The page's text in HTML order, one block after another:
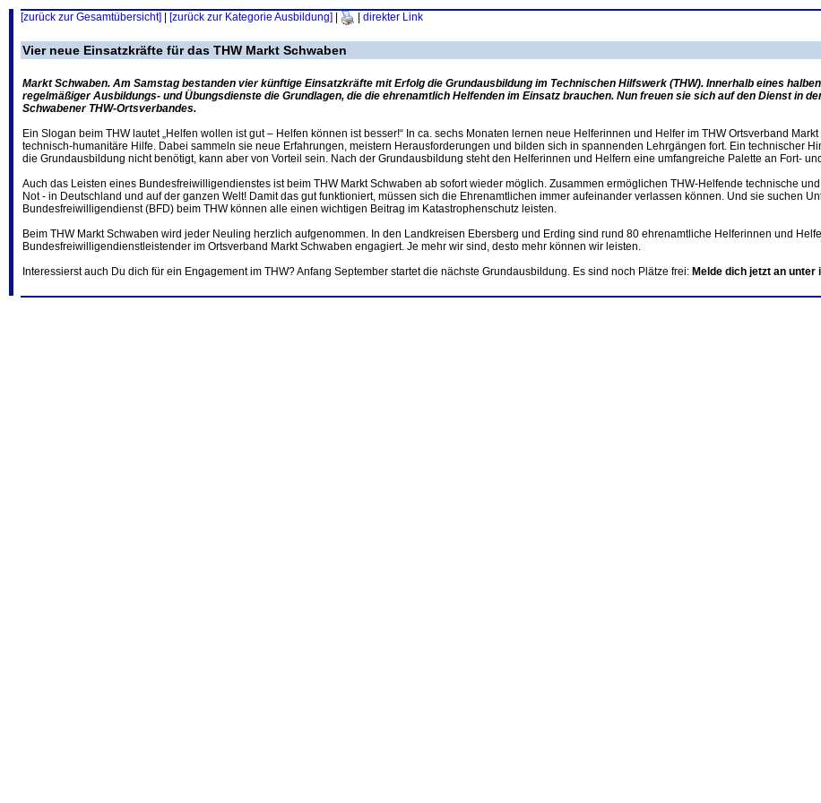
[zurück zur Gesamtübersicht] [zurück zur Kategorie Ausbildung] direkter Link
Vier neue Einsatzkräfte für das THW Markt Schwaben
Markt Schwaben. Am Samstag bestanden vier künftige Einsatzkräfte mit Erfolg die Grundausbildung im Technischen Hilfswerk (THW). Innerhalb eines
regelmäßiger Ausbildungs- und Übungsdienste die Grundlagen, die die ehrenamtlich Helfenden im Einsatz brauchen. Nun freuen sie sich auf den Dienst in
Schwabener THW-Ortsverbandes.
Ein Slogan beim THW lautet „Helfen wollen ist gut – Helfen können ist besser!“ In ca. sechs Monaten lernen neue Helferinnen und Helfer im THW Ortsverband
technisch-humanitäre Hilfe. Dabei sammeln sie neue Erfahrungen, meistern Herausforderungen und bilden sich in spannenden Lehrgängen fort. Ein technischer
die Grundausbildung nicht benötigt, kann aber von Vorteil sein. Nach der Grundausbildung steht den Helferinnen und Helfern eine umfangreiche Palette an Fort-
Auch das Leisten eines Bundesfreiwilligendienstes ist beim THW Markt Schwaben ab sofort wieder möglich. Zusammen ermöglichen THW-Helfende technische
Not - in Deutschland und auf der ganzen Welt! Damit das gut funktioniert, müssen sich die Ehrenamtlichen immer aufeinander verlassen können. Und sie suchen
Bundesfreiwilligendienst (BFD) beim THW können alle einen wichtigen Beitrag im Katastrophenschutz leisten.
Beim THW Markt Schwaben wird jeder Neuling herzlich aufgenommen. In den Landkreisen Ebersberg und Erding sind rund 80 ehrenamtliche Helferinnen und
Bundesfreiwilligendienstleistender im Ortsverband Markt Schwaben engagiert. Je mehr wir sind, desto mehr können wir leisten.
Interessierst auch Du dich für ein Engagement im THW? Anfang September startet die nächste Grundausbildung. Es sind noch Plätze frei: Melde dich jetzt an